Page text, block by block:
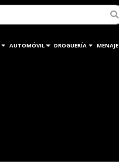
AUTOMÓVIL DROGUERÍA MENAJE